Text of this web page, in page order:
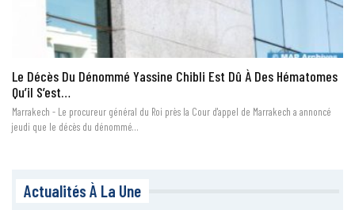
Le Décès Du Dénommé Yassine Chibli Est Dû À Des Hématomes
Qu’il S’est…
Marrakech - Le procureur général du Roi près la Cour d'appel de Marrakech a annoncé
jeudi que le décès du dénommé…
Actualités À La Une